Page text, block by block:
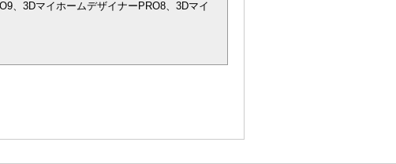
、3DマイホームデザイナーPRO8、3Dマイ